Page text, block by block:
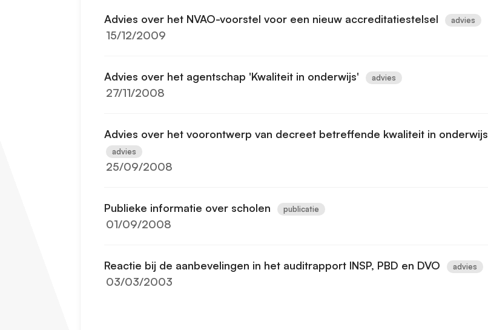
Advies over het NVAO-voorstel voor een nieuw accreditatiestelsel advies
15/12/2009
Advies over het agentschap 'Kwaliteit in onderwijs' advies
27/11/2008
Advies over het voorontwerp van decreet betreffende kwaliteit in onderwijs
advies
25/09/2008
Publieke informatie over scholen publicatie
01/09/2008
Reactie bij de aanbevelingen in het auditrapport INSP, PBD en DVO advies
03/03/2003